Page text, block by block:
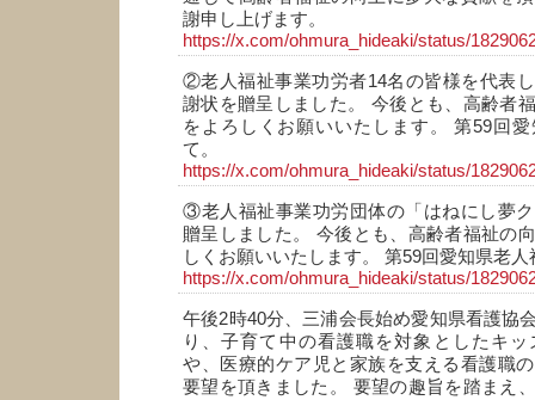
謝申し上げます。
https://x.com/ohmura_hideaki/status/
②老人福祉事業功労者14名の皆様を代表
謝状を贈呈しました。 今後とも、高齢者
をよろしくお願いいたします。 第59回
て。
https://x.com/ohmura_hideaki/status/
③老人福祉事業功労団体の「はねにし夢
贈呈しました。 今後とも、高齢者福祉の
しくお願いいたします。 第59回愛知県老
https://x.com/ohmura_hideaki/status/
午後2時40分、三浦会長始め愛知県看護協
り、子育て中の看護職を対象としたキ
や、医療的ケア児と家族を支える看護職
要望を頂きました。 要望の趣旨を踏まえ